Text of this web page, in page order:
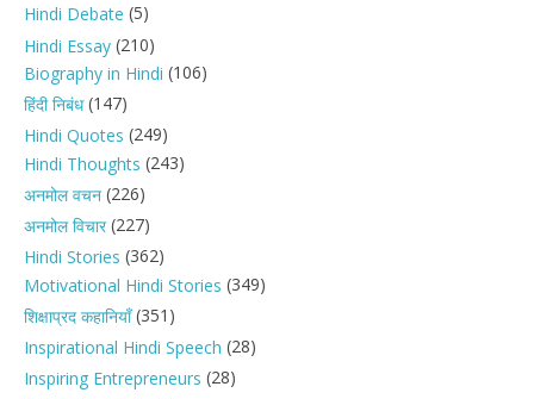
Hindi Debate (5)
Hindi Essay (210)
Biography in Hindi (106)
हिंदी निबंध(147)
Hindi Quotes (249)
Hindi Thoughts (243)
अनमोल वचन (226)
अनमोल विचार(227)
Hindi Stories (362)
Motivational Hindi Stories (349)
शिक्षाप्रद कहानियाँ(351)
Inspirational Hindi Speech (28)
Inspiring Entrepreneurs (28)